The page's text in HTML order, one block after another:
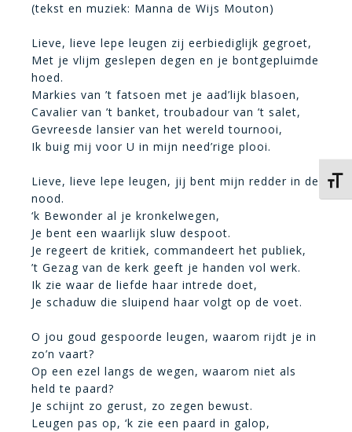
(tekst en muziek: Manna de Wijs Mouton)
Lieve, lieve lepe leugen zij eerbiediglijk gegroet,
Met je vlijm geslepen degen en je bontgepluimde
hoed.
Markies van ’t fatsoen met je aad’lijk blasoen,
Cavalier van ’t banket, troubadour van ’t salet,
Gevreesde lansier van het wereld tournooi,
Ik buig mij voor U in mijn need’rige plooi.
Lieve, lieve lepe leugen, jij bent mijn redder in de
nood.
‘k Bewonder al je kronkelwegen,
Je bent een waarlijk sluw despoot.
Je regeert de kritiek, commandeert het publiek,
’t Gezag van de kerk geeft je handen vol werk.
Ik zie waar de liefde haar intrede doet,
Je schaduw die sluipend haar volgt op de voet.
O jou goud gespoorde leugen, waarom rijdt je in
zo’n vaart?
Op een ezel langs de wegen, waarom niet als
held te paard?
Je schijnt zo gerust, zo zegen bewust.
Leugen pas op, ‘k zie een paard in galop,